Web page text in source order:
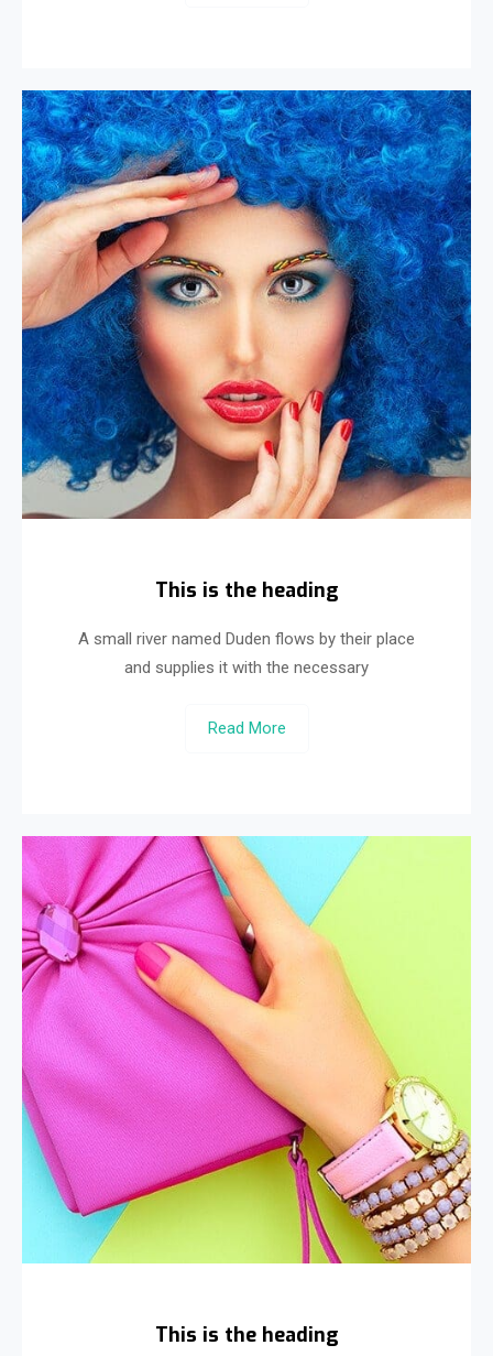
This is the heading
A small river named Duden flows by their place
and supplies it with the necessary
Read More
This is the heading